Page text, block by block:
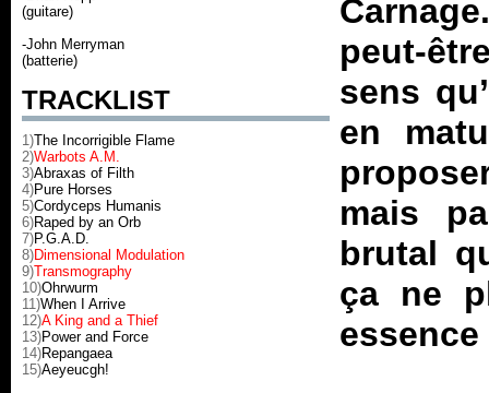
(guitare)
-John Merryman
(batterie)
TRACKLIST
1)The Incorrigible Flame
2)Warbots A.M.
3)Abraxas of Filth
4)Pure Horses
5)Cordyceps Humanis
6)Raped by an Orb
7)P.G.A.D.
8)Dimensional Modulation
9)Transmography
10)Ohrwurm
11)When I Arrive
12)A King and a Thief
13)Power and Force
14)Repangaea
15)Aeyeucgh!
peut-
sens
en
mais
brutal
ça ne
essence